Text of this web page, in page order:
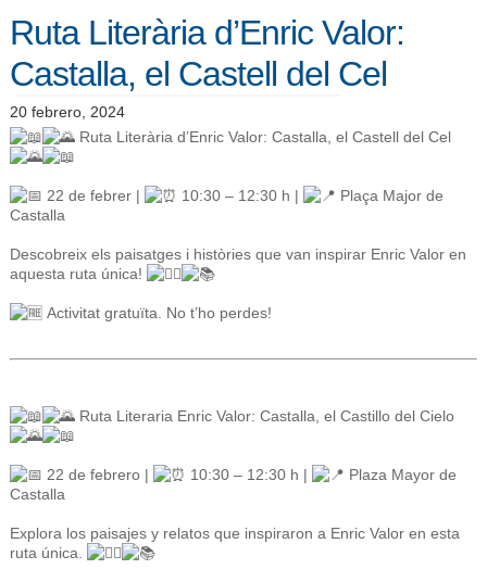
Ruta Literària d’Enric Valor:
Castalla, el Castell del Cel
20 febrero, 2024
Ruta Literària d’Enric Valor: Castalla, el Castell del Cel
22 de febrer | 10:30 – 12:30 h |
Plaça Major de
Castalla
Descobreix els paisatges i històries que van inspirar Enric Valor en
aquesta ruta única!
Activitat gratuïta. No t’ho perdes!
Ruta Literaria Enric Valor: Castalla, el Castillo del Cielo
22 de febrero | 10:30 – 12:30 h |
Plaza Mayor de
Castalla
Explora los paisajes y relatos que inspiraron a Enric Valor en esta
ruta única.